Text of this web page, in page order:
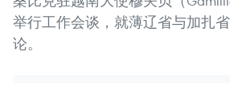
举行工作会谈，就薄辽省与加扎
论。